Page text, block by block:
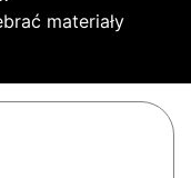
materiały